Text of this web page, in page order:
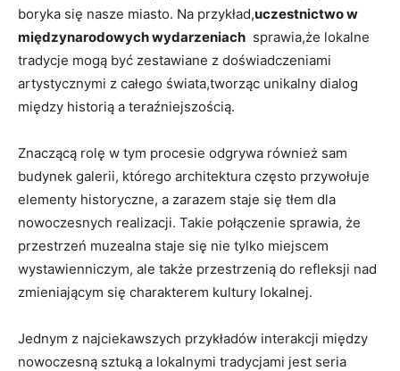
boryka się nasze miasto. Na przykład,uczestnictwo w
międzynarodowych wydarzeniach ⁣ sprawia,że lokalne⁣
tradycje mogą być zestawiane z⁢ doświadczeniami
artystycznymi z całego świata,tworząc unikalny dialog
między historią a ​teraźniejszością.
Znaczącą rolę w tym procesie⁣ odgrywa również sam
budynek galerii, którego architektura często​ przywołuje
elementy​ historyczne, ⁢a zarazem staje się ‌tłem dla
nowoczesnych realizacji. Takie połączenie​ sprawia, że
przestrzeń muzealna staje się nie tylko miejscem
wystawienniczym, ale także przestrzenią do refleksji nad
zmieniającym się charakterem kultury lokalnej.
Jednym z najciekawszych przykładów interakcji między
nowoczesną sztuką ​a lokalnymi tradycjami jest seria